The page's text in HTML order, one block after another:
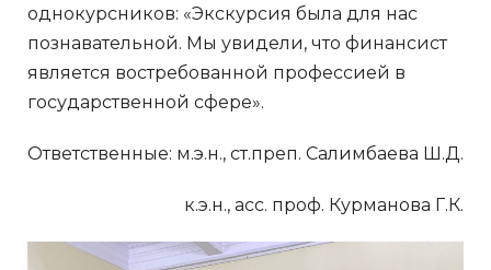
однокурсников: «Экскурсия была для нас
познавательной. Мы увидели, что финансист
является востребованной профессией в
государственной сфере».
Ответственные: м.э.н., ст.преп. Салимбаева Ш.Д.
к.э.н., асс. проф. Курманова Г.К.